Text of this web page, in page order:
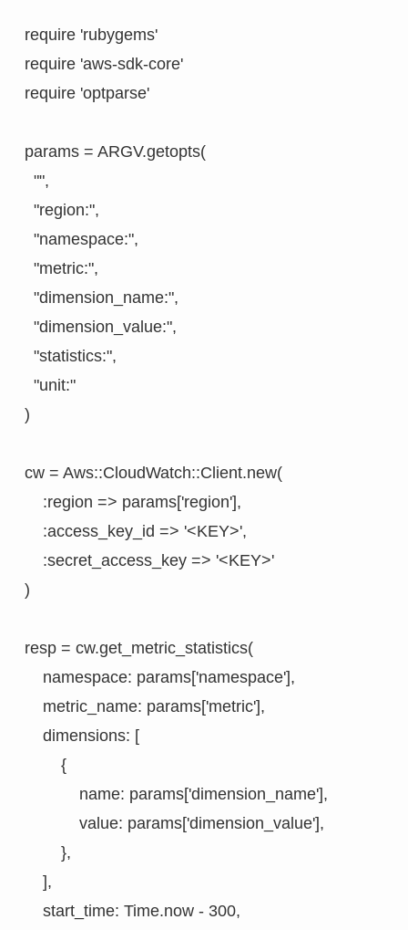
require 'rubygems'
require 'aws-sdk-core'
require 'optparse'
params = ARGV.getopts(
  "",
  "region:",
  "namespace:",
  "metric:",
  "dimension_name:",
  "dimension_value:",
  "statistics:",
  "unit:"
)
cw = Aws::CloudWatch::Client.new(
    :region => params['region'],
    :access_key_id => '<KEY>',
    :secret_access_key => '<KEY>'
)
resp = cw.get_metric_statistics(
    namespace: params['namespace'],
    metric_name: params['metric'],
    dimensions: [
        {
            name: params['dimension_name'],
            value: params['dimension_value'],
        },
    ],
    start_time: Time.now - 300,